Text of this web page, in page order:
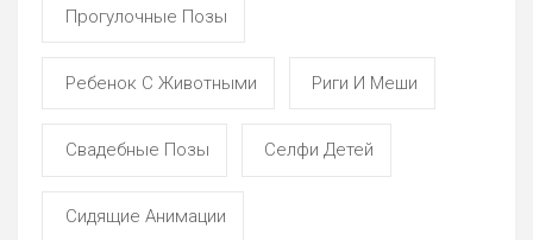
Прогулочные Позы
Ребенок С Животными Риги И Меши
Свадебные Позы Селфи Детей
Сидящие Анимации